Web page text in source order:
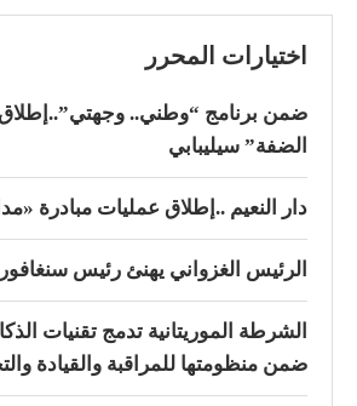
اختيارات المحرر
ضمن برنامج “وطني..
الضفة” سيليبابي
دار النعيم ..إطلاق عمليات مبادرة
الرئيس الغزواني يهنئ رئيس
الشرطة الموريتانية تدمج تقنيات
ضمن منظومتها للمراقبة والقيادة